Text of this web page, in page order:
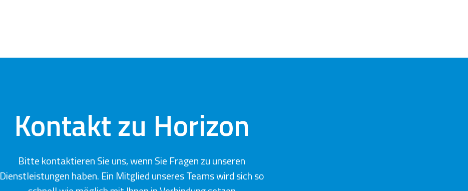
Kontakt zu Horizon
Bitte kontaktieren Sie uns, wenn Sie Fragen zu unseren
Dienstleistungen haben. Ein Mitglied unseres Teams wird sich so